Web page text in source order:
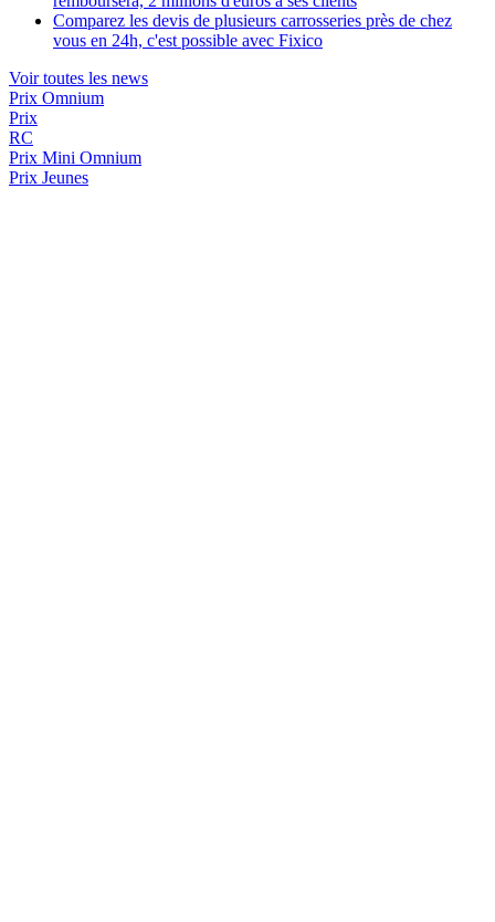
Comparez les devis de plusieurs carrosseries près de chez
vous en 24h, c'est possible avec Fixico
Voir toutes les news
Prix Omnium
Prix
RC
Prix Mini Omnium
Prix Jeunes